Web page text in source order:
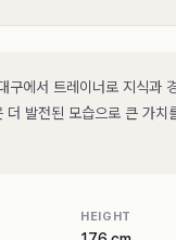
에서 트레이너로 지식과
발전된 모습으로 큰 가치
HEIGHT